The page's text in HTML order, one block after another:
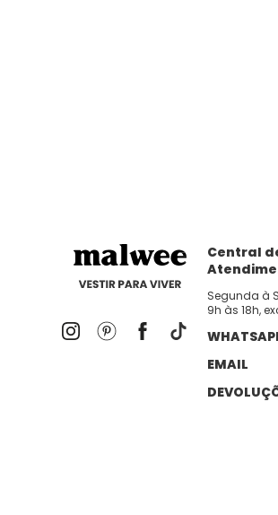
Central
Segunda à
9h às 18h,
EMAIL